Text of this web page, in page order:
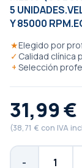
5
Y 85000
★Elegido por
✓ Calidad clínica
+ Selección
31,99 €
(38,71 € con IVA